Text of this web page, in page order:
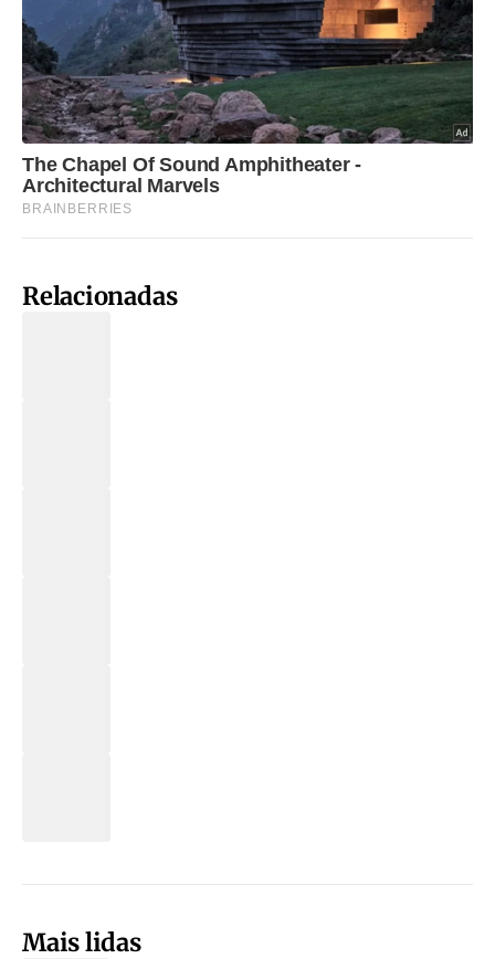
Relacionadas
Mais lidas